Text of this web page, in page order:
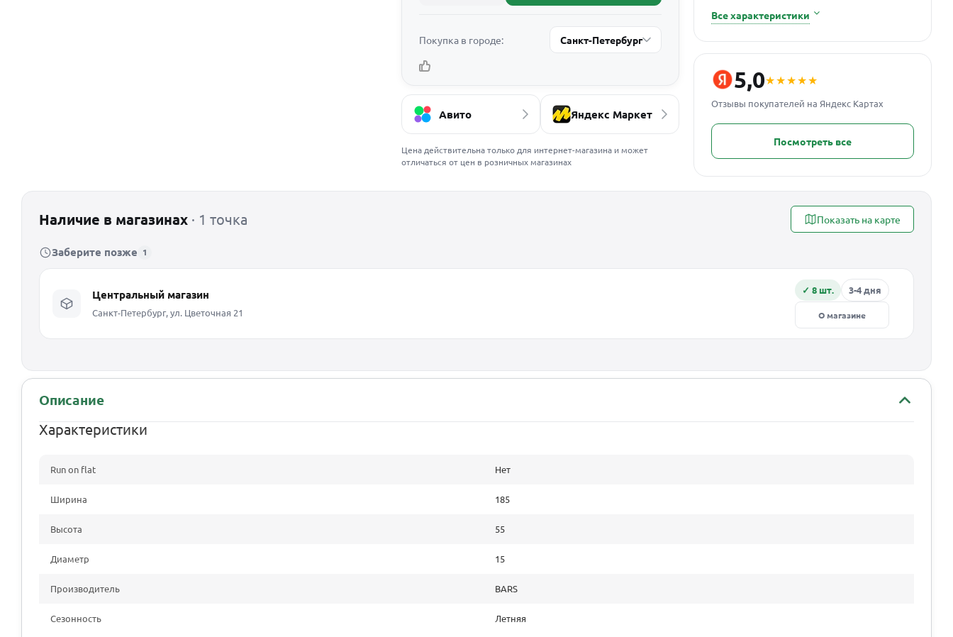
Покупка в городе: Санкт-Петербург
Авито Яндекс Маркет
Цена действительна только для интернет-магазина и может
отличаться от цен в розничных магазинах
Все характеристики
5,0★★★★★
Отзывы покупателей на Яндекс Картах
Посмотреть все
Наличие в магазинах · 1 точка Показать на карте
Заберите позже 1
Центральный магазин
Санкт-Петербург, ул. Цветочная 21
✓ 8 шт. 3-4 дня
О магазине
Описание
Характеристики
Run on flat Нет
Ширина 185
Высота 55
Диаметр 15
Производитель BARS
Сезонность Летняя